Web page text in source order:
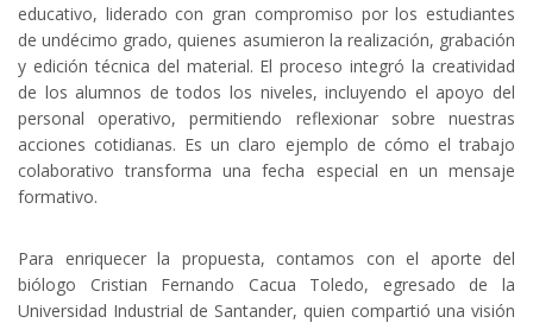
educativo, liderado con gran compromiso por los estudiantes
de undécimo grado, quienes asumieron la realización, grabación
y edición técnica del material. El proceso integró la creatividad
de los alumnos de todos los niveles, incluyendo el apoyo del
personal operativo, permitiendo reflexionar sobre nuestras
acciones cotidianas. Es un claro ejemplo de cómo el trabajo
colaborativo transforma una fecha especial en un mensaje
formativo.
Para enriquecer la propuesta, contamos con el aporte del
biólogo Cristian Fernando Cacua Toledo, egresado de la
Universidad Industrial de Santander, quien compartió una visión